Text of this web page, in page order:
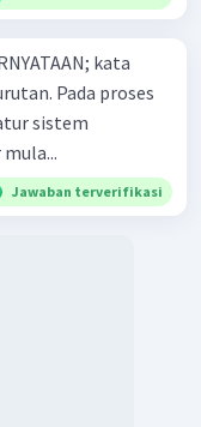
kata
proses
sistem
Jawaban terverifikasi